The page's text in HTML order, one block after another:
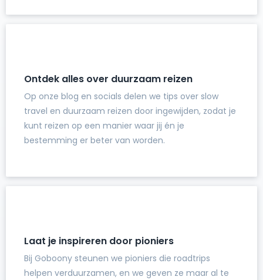
Ontdek alles over duurzaam reizen
Op onze blog en socials delen we tips over slow
travel en duurzaam reizen door ingewijden, zodat je
kunt reizen op een manier waar jij én je
bestemming er beter van worden.
Laat je inspireren door pioniers
Bij Goboony steunen we pioniers die roadtrips
helpen verduurzamen, en we geven ze maar al te